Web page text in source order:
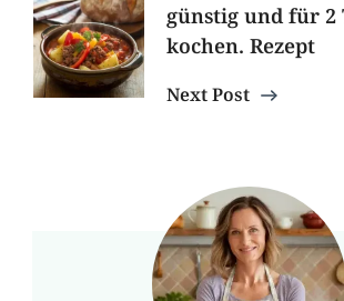
günstig und für 2
kochen. Rezept
Next Post